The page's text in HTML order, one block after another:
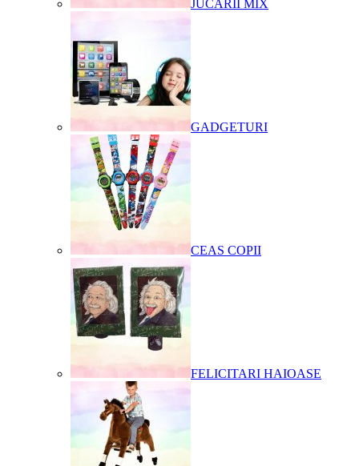
JUCARII MIX
GADGETURI
CEAS COPII
FELICITARI HAIOASE